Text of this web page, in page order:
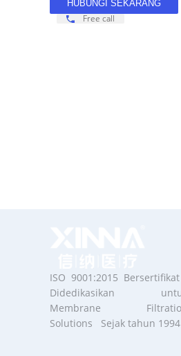
Free call
ISO 9001:2015 Bersertifikat
Didedikasikan
Membrane
Solutions Sejak tahun 1994